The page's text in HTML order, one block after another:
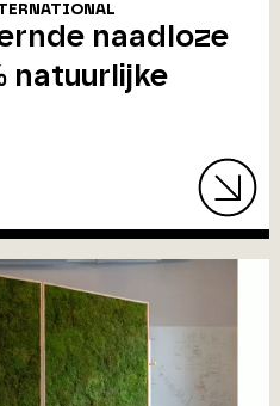
naadloze
natuurlijke